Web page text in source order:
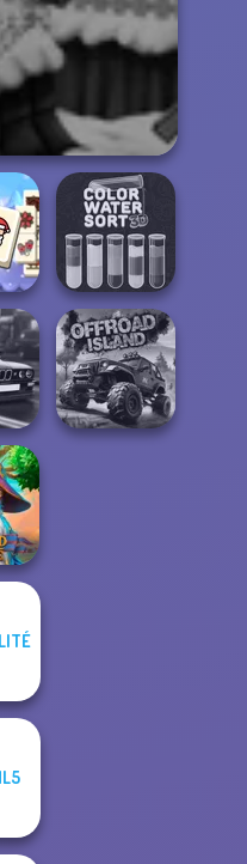
Color Water Sort
3D